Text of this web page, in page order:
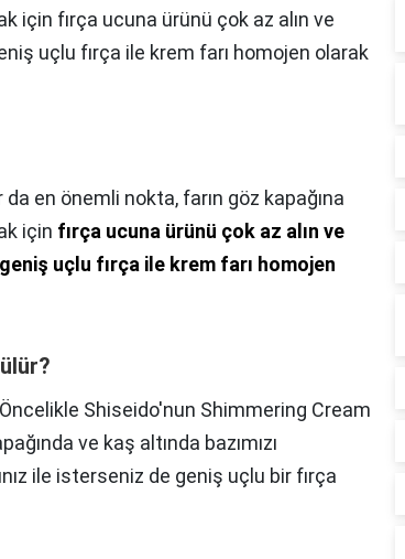
için fırça ucuna ürünü çok az alın ve
uçlu fırça ile krem farı homojen olarak
da en önemli nokta, farın göz kapağına
için fırça ucuna ürünü çok az alın ve
uçlu fırça ile krem farı homojen
Öncelikle Shiseido'nun Shimmering Cream
ve kaş altında bazımızı
ile isterseniz de geniş uçlu bir fırça